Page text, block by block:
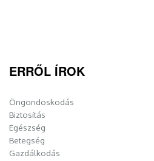
ERRŐL ÍROK
Öngondoskodás
Biztosítás
Egészség
Betegség
Gazdálkodás